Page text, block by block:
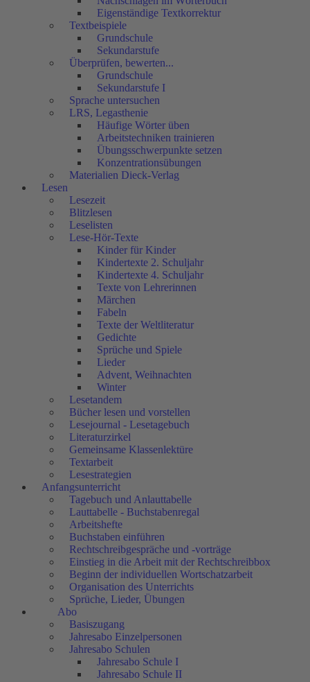
Eigenständige Textkorrektur
Textbeispiele
Grundschule
Sekundarstufe
Überprüfen, bewerten...
Grundschule
Sekundarstufe I
Sprache untersuchen
LRS, Legasthenie
Häufige Wörter üben
Arbeitstechniken trainieren
Übungsschwerpunkte setzen
Konzentrationsübungen
Materialien Dieck-Verlag
Lesen
Lesezeit
Blitzlesen
Leselisten
Lese-Hör-Texte
Kinder für Kinder
Kindertexte 2. Schuljahr
Kindertexte 4. Schuljahr
Texte von Lehrerinnen
Märchen
Fabeln
Texte der Weltliteratur
Gedichte
Sprüche und Spiele
Lieder
Advent, Weihnachten
Winter
Lesetandem
Bücher lesen und vorstellen
Lesejournal - Lesetagebuch
Literaturzirkel
Gemeinsame Klassenlektüre
Textarbeit
Lesestrategien
Anfangsunterricht
Tagebuch und Anlauttabelle
Lauttabelle - Buchstabenregal
Arbeitshefte
Buchstaben einführen
Rechtschreibgespräche und -vorträge
Einstieg in die Arbeit mit der Rechtschreibbox
Beginn der individuellen Wortschatzarbeit
Organisation des Unterrichts
Sprüche, Lieder, Übungen
Abo
Basiszugang
Jahresabo Einzelpersonen
Jahresabo Schulen
Jahresabo Schule I
Jahresabo Schule II